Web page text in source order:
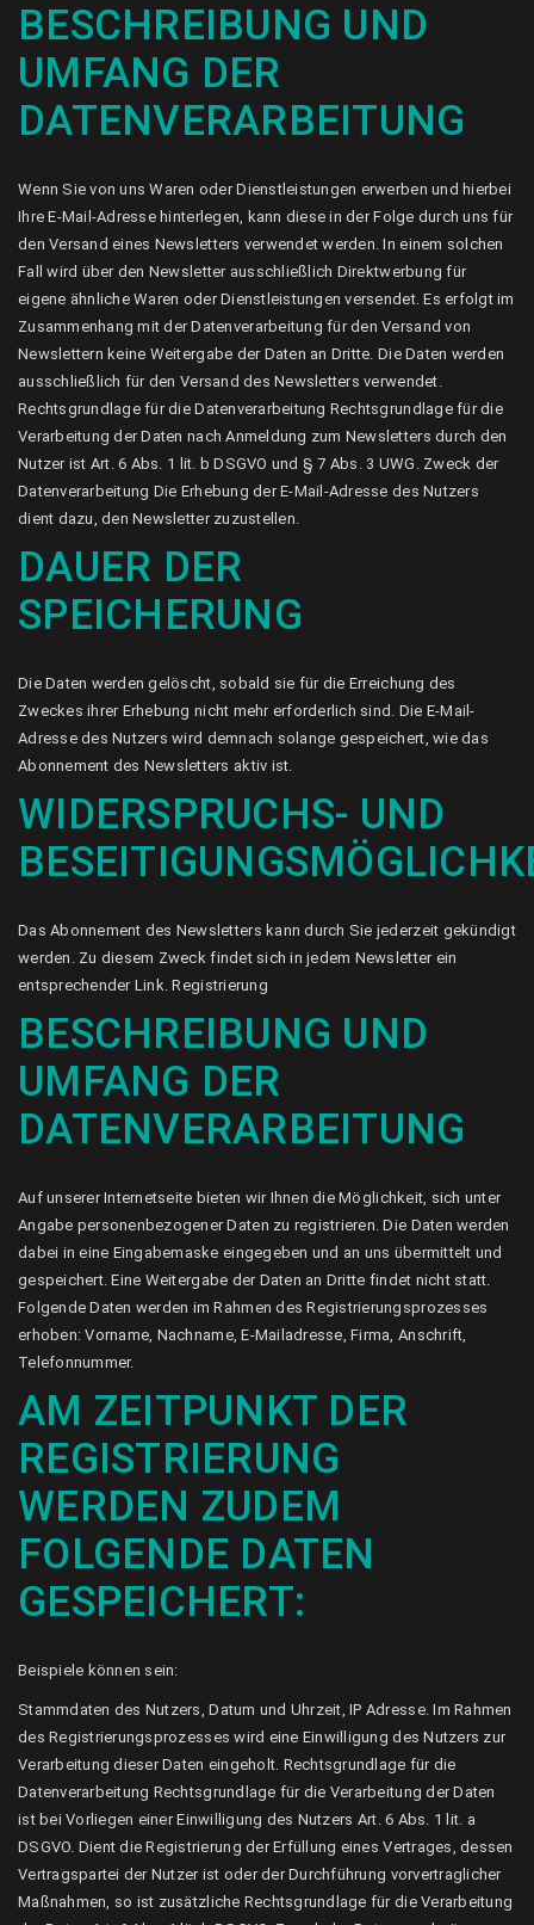
BESCHREIBUNG UND
UMFANG DER
DATENVERARBEITUNG
Wenn Sie von uns Waren oder Dienstleistungen erwerben und hierbei
Ihre E-Mail-Adresse hinterlegen, kann diese in der Folge durch uns für
den Versand eines Newsletters verwendet werden. In einem solchen
Fall wird über den Newsletter ausschließlich Direktwerbung für
eigene ähnliche Waren oder Dienstleistungen versendet. Es erfolgt im
Zusammenhang mit der Datenverarbeitung für den Versand von
Newslettern keine Weitergabe der Daten an Dritte. Die Daten werden
ausschließlich für den Versand des Newsletters verwendet.
Rechtsgrundlage für die Datenverarbeitung Rechtsgrundlage für die
Verarbeitung der Daten nach Anmeldung zum Newsletters durch den
Nutzer ist Art. 6 Abs. 1 lit. b DSGVO und § 7 Abs. 3 UWG. Zweck der
Datenverarbeitung Die Erhebung der E-Mail-Adresse des Nutzers
dient dazu, den Newsletter zuzustellen.
DAUER DER
SPEICHERUNG
Die Daten werden gelöscht, sobald sie für die Erreichung des
Zweckes ihrer Erhebung nicht mehr erforderlich sind. Die E-Mail-
Adresse des Nutzers wird demnach solange gespeichert, wie das
Abonnement des Newsletters aktiv ist.
WIDERSPRUCHS- UND
Das Abonnement des Newsletters kann durch Sie jederzeit gekündigt
werden. Zu diesem Zweck findet sich in jedem Newsletter ein
entsprechender Link. Registrierung
BESCHREIBUNG UND
UMFANG DER
DATENVERARBEITUNG
Auf unserer Internetseite bieten wir Ihnen die Möglichkeit, sich unter
Angabe personenbezogener Daten zu registrieren. Die Daten werden
dabei in eine Eingabemaske eingegeben und an uns übermittelt und
gespeichert. Eine Weitergabe der Daten an Dritte findet nicht statt.
Folgende Daten werden im Rahmen des Registrierungsprozesses
erhoben: Vorname, Nachname, E-Mailadresse, Firma, Anschrift,
Telefonnummer.
AM ZEITPUNKT DER
REGISTRIERUNG
WERDEN ZUDEM
FOLGENDE DATEN
GESPEICHERT:
Beispiele können sein:
Stammdaten des Nutzers, Datum und Uhrzeit, IP Adresse. Im Rahmen
des Registrierungsprozesses wird eine Einwilligung des Nutzers zur
Verarbeitung dieser Daten eingeholt. Rechtsgrundlage für die
Datenverarbeitung Rechtsgrundlage für die Verarbeitung der Daten
ist bei Vorliegen einer Einwilligung des Nutzers Art. 6 Abs. 1 lit. a
DSGVO. Dient die Registrierung der Erfüllung eines Vertrages, dessen
Vertragspartei der Nutzer ist oder der Durchführung vorvertraglicher
Maßnahmen, so ist zusätzliche Rechtsgrundlage für die Verarbeitung